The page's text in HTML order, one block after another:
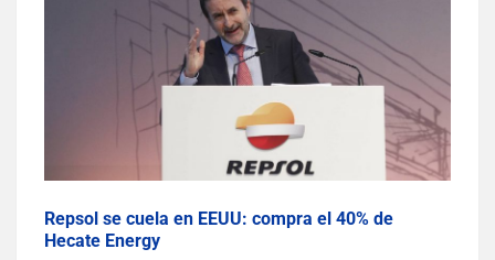
Repsol se cuela en EEUU: compra el 40% de
Hecate Energy